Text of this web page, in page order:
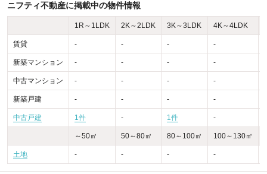
ニフティ不動産に掲載中の物件情報
1R～1LDK 2K～2LDK 3K～3LDK 4K～4LDK
賃貸 - - - -
新築マンション - - - -
中古マンション - - - -
新築戸建 - - - -
中古戸建 1件 - 1件 -
～50㎡ 50～80㎡ 80～100㎡ 100～130㎡
土地 - - - -